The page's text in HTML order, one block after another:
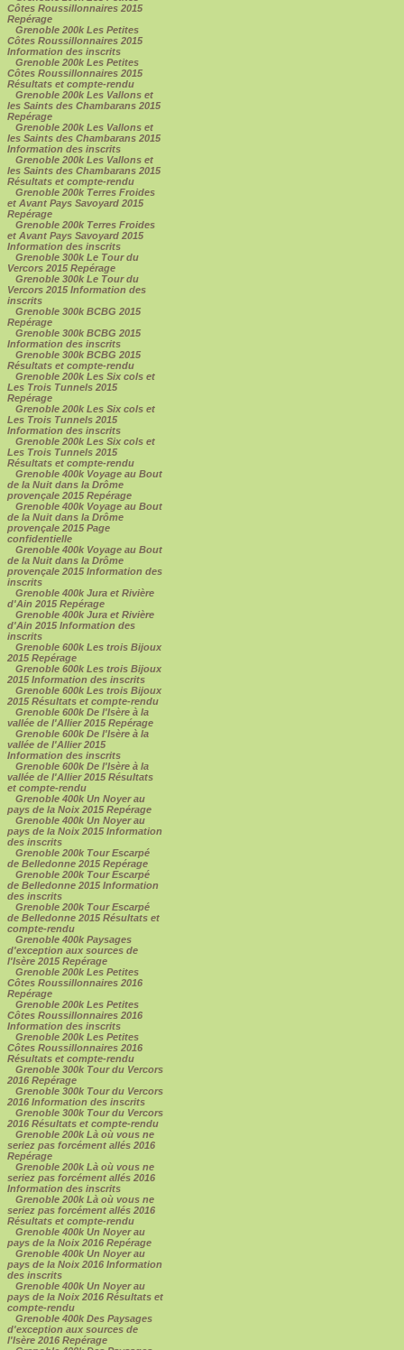
Côtes Roussillonnaires 2015
Repérage
Grenoble 200k Les Petites
Côtes Roussillonnaires 2015
Information des inscrits
Grenoble 200k Les Petites
Côtes Roussillonnaires 2015
Résultats et compte-rendu
Grenoble 200k Les Vallons et
les Saints des Chambarans 2015
Repérage
Grenoble 200k Les Vallons et
les Saints des Chambarans 2015
Information des inscrits
Grenoble 200k Les Vallons et
les Saints des Chambarans 2015
Résultats et compte-rendu
Grenoble 200k Terres Froides
et Avant Pays Savoyard 2015
Repérage
Grenoble 200k Terres Froides
et Avant Pays Savoyard 2015
Information des inscrits
Grenoble 300k Le Tour du
Vercors 2015 Repérage
Grenoble 300k Le Tour du
Vercors 2015 Information des
inscrits
Grenoble 300k BCBG 2015
Repérage
Grenoble 300k BCBG 2015
Information des inscrits
Grenoble 300k BCBG 2015
Résultats et compte-rendu
Grenoble 200k Les Six cols et
Les Trois Tunnels 2015
Repérage
Grenoble 200k Les Six cols et
Les Trois Tunnels 2015
Information des inscrits
Grenoble 200k Les Six cols et
Les Trois Tunnels 2015
Résultats et compte-rendu
Grenoble 400k Voyage au Bout
de la Nuit dans la Drôme
provençale 2015 Repérage
Grenoble 400k Voyage au Bout
de la Nuit dans la Drôme
provençale 2015 Page
confidentielle
Grenoble 400k Voyage au Bout
de la Nuit dans la Drôme
provençale 2015 Information des
inscrits
Grenoble 400k Jura et Rivière
d'Ain 2015 Repérage
Grenoble 400k Jura et Rivière
d'Ain 2015 Information des
inscrits
Grenoble 600k Les trois Bijoux
2015 Repérage
Grenoble 600k Les trois Bijoux
2015 Information des inscrits
Grenoble 600k Les trois Bijoux
2015 Résultats et compte-rendu
Grenoble 600k De l'Isère à la
vallée de l'Allier 2015 Repérage
Grenoble 600k De l'Isère à la
vallée de l'Allier 2015
Information des inscrits
Grenoble 600k De l'Isère à la
vallée de l'Allier 2015 Résultats
et compte-rendu
Grenoble 400k Un Noyer au
pays de la Noix 2015 Repérage
Grenoble 400k Un Noyer au
pays de la Noix 2015 Information
des inscrits
Grenoble 200k Tour Escarpé
de Belledonne 2015 Repérage
Grenoble 200k Tour Escarpé
de Belledonne 2015 Information
des inscrits
Grenoble 200k Tour Escarpé
de Belledonne 2015 Résultats et
compte-rendu
Grenoble 400k Paysages
d'exception aux sources de
l'Isère 2015 Repérage
Grenoble 200k Les Petites
Côtes Roussillonnaires 2016
Repérage
Grenoble 200k Les Petites
Côtes Roussillonnaires 2016
Information des inscrits
Grenoble 200k Les Petites
Côtes Roussillonnaires 2016
Résultats et compte-rendu
Grenoble 300k Tour du Vercors
2016 Repérage
Grenoble 300k Tour du Vercors
2016 Information des inscrits
Grenoble 300k Tour du Vercors
2016 Résultats et compte-rendu
Grenoble 200k Là où vous ne
seriez pas forcément allés 2016
Repérage
Grenoble 200k Là où vous ne
seriez pas forcément allés 2016
Information des inscrits
Grenoble 200k Là où vous ne
seriez pas forcément allés 2016
Résultats et compte-rendu
Grenoble 400k Un Noyer au
pays de la Noix 2016 Repérage
Grenoble 400k Un Noyer au
pays de la Noix 2016 Information
des inscrits
Grenoble 400k Un Noyer au
pays de la Noix 2016 Résultats et
compte-rendu
Grenoble 400k Des Paysages
d'exception aux sources de
l'Isère 2016 Repérage